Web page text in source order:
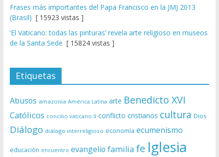
Frases más importantes del Papa Francisco en la JMJ 2013
(Brasil) [ 15923 vistas ]
‘El Vaticano: todas las pinturas’ revela arte religioso en museos
de la Santa Sede [ 15824 vistas ]
Etiquetas
Abusos amazonía América Latina arte Benedicto XVI
Católicos concilio vaticano II conflicto cristianos cultura Dios
Diálogo diálogo interreligioso economía ecumenismo
educación encuentro evangelio familia fe Iglesia